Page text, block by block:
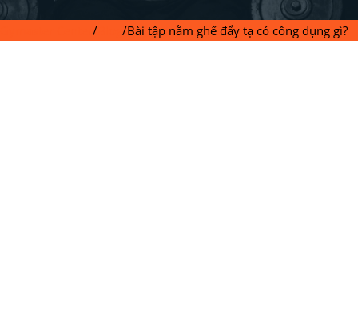
/ /Bài tập nằm ghế đẩy tạ có công dụng gì?